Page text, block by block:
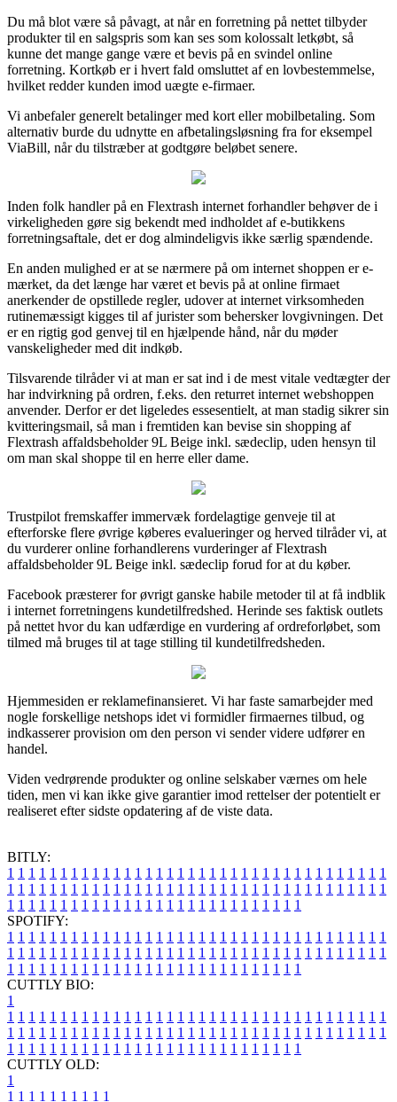
Du må blot være så påvagt, at når en forretning på nettet tilbyder
produkter til en salgspris som kan ses som kolossalt letkøbt, så
kunne det mange gange være et bevis på en svindel online
forretning. Kortkøb er i hvert fald omsluttet af en lovbestemmelse,
hvilket redder kunden imod uægte e-firmaer.
Vi anbefaler generelt betalinger med kort eller mobilbetaling. Som
alternativ burde du udnytte en afbetalingsløsning fra for eksempel
ViaBill, når du tilstræber at godtgøre beløbet senere.
Inden folk handler på en Flextrash internet forhandler behøver de i
virkeligheden gøre sig bekendt med indholdet af e-butikkens
forretningsaftale, det er dog almindeligvis ikke særlig spændende.
En anden mulighed er at se nærmere på om internet shoppen er e-
mærket, da det længe har været et bevis på at online firmaet
anerkender de opstillede regler, udover at internet virksomheden
rutinemæssigt kigges til af jurister som behersker lovgivningen. Det
er en rigtig god genvej til en hjælpende hånd, når du møder
vanskeligheder med dit indkøb.
Tilsvarende tilråder vi at man er sat ind i de mest vitale vedtægter der
har indvirkning på ordren, f.eks. den returret internet webshoppen
anvender. Derfor er det ligeledes essesentielt, at man stadig sikrer sin
kvitteringsmail, så man i fremtiden kan bevise sin shopping af
Flextrash affaldsbeholder 9L Beige inkl. sædeclip, uden hensyn til
om man skal shoppe til en herre eller dame.
Trustpilot fremskaffer immervæk fordelagtige genveje til at
efterforske flere øvrige køberes evalueringer og herved tilråder vi, at
du vurderer online forhandlerens vurderinger af Flextrash
affaldsbeholder 9L Beige inkl. sædeclip forud for at du køber.
Facebook præsterer for øvrigt ganske habile metoder til at få indblik
i internet forretningens kundetilfredshed. Herinde ses faktisk outlets
på nettet hvor du kan udfærdige en vurdering af ordreforløbet, som
tilmed må bruges til at tage stilling til kundetilfredsheden.
Hjemmesiden er reklamefinansieret. Vi har faste samarbejder med
nogle forskellige netshops idet vi formidler firmaernes tilbud, og
indkasserer provision om den person vi sender videre udfører en
handel.
Viden vedrørende produkter og online selskaber værnes om hele
tiden, men vi kan ikke give garantier imod rettelser der potentielt er
realiseret efter sidste opdatering af de viste data.
BITLY:
1 1 1 1 1 1 1 1 1 1 1 1 1 1 1 1 1 1 1 1 1 1 1 1 1 1 1 1 1 1 1 1 1 1 1 1
1 1 1 1 1 1 1 1 1 1 1 1 1 1 1 1 1 1 1 1 1 1 1 1 1 1 1 1 1 1 1 1 1 1 1 1
1 1 1 1 1 1 1 1 1 1 1 1 1 1 1 1 1 1 1 1 1 1 1 1 1 1 1 1
SPOTIFY:
1 1 1 1 1 1 1 1 1 1 1 1 1 1 1 1 1 1 1 1 1 1 1 1 1 1 1 1 1 1 1 1 1 1 1 1
1 1 1 1 1 1 1 1 1 1 1 1 1 1 1 1 1 1 1 1 1 1 1 1 1 1 1 1 1 1 1 1 1 1 1 1
1 1 1 1 1 1 1 1 1 1 1 1 1 1 1 1 1 1 1 1 1 1 1 1 1 1 1 1
CUTTLY BIO:
1
1 1 1 1 1 1 1 1 1 1 1 1 1 1 1 1 1 1 1 1 1 1 1 1 1 1 1 1 1 1 1 1 1 1 1 1
1 1 1 1 1 1 1 1 1 1 1 1 1 1 1 1 1 1 1 1 1 1 1 1 1 1 1 1 1 1 1 1 1 1 1 1
1 1 1 1 1 1 1 1 1 1 1 1 1 1 1 1 1 1 1 1 1 1 1 1 1 1 1 1
CUTTLY OLD:
1
1 1 1 1 1 1 1 1 1 1